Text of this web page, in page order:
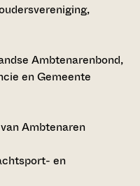
Ambtenarenbond,
en Gemeente
Ambtenaren
en